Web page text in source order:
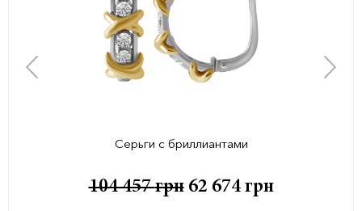
Серьги с бриллиантами
104 457грн 62 674 грн